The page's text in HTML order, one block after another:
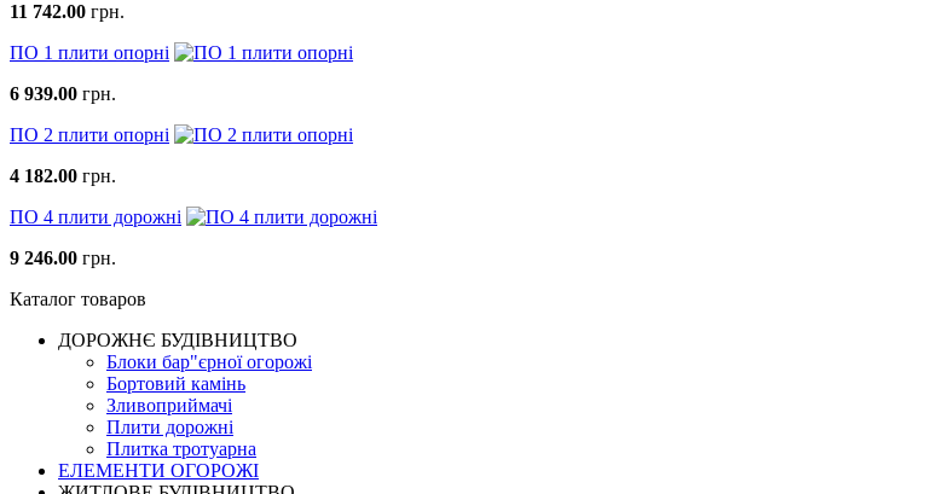
11 742.00 грн.
ПО 1 плити опорні
6 939.00 грн.
ПО 2 плити опорні
4 182.00 грн.
ПО 4 плити дорожні
9 246.00 грн.
Каталог товаров
ДОРОЖНЄ БУДIВНИЦТВО
Блоки бар"єрної огорожі
Бортовий камінь
Зливоприймачі
Плити дорожні
Плитка тротуарна
ЕЛЕМЕНТИ ОГОРОЖІ